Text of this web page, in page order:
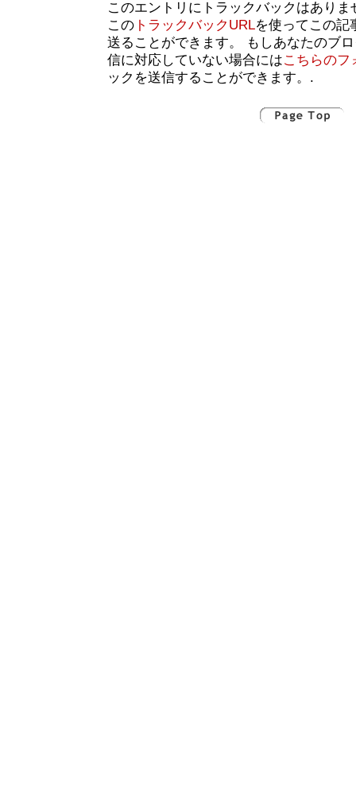
このエントリにトラックバックはありま
この トラックバックURLを使ってこの記
送ることができます。 もしあなたのブ
信に対応していない場合にはこちらのフ
ックを送信することができます。.